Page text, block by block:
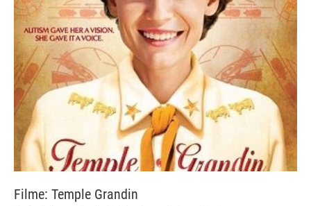
Filme: Temple Grandin